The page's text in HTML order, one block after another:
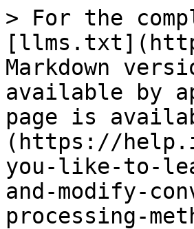
> For the
Markdown
available by
page is
(https://
you-like-to-
and-modify-
processing-